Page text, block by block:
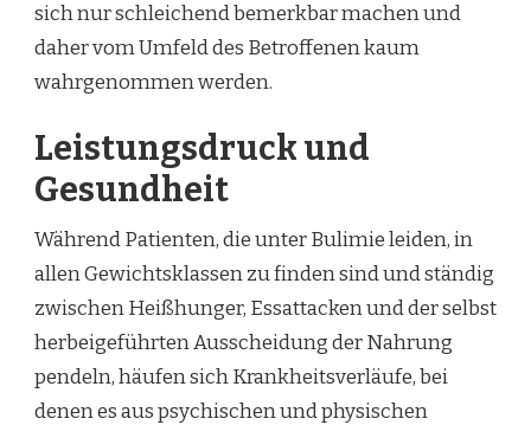
sich nur schleichend bemerkbar machen und
daher vom Umfeld des Betroffenen kaum
wahrgenommen werden.
Leistungsdruck und
Gesundheit
Während Patienten, die unter Bulimie leiden, in
allen Gewichtsklassen zu finden sind und ständig
zwischen Heißhunger, Essattacken und der selbst
herbeigeführten Ausscheidung der Nahrung
pendeln, häufen sich Krankheitsverläufe, bei
denen es aus psychischen und physischen